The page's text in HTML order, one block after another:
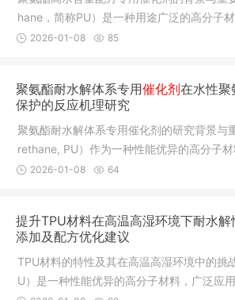
hane，简称PU）是一种用途广泛的高分子
泡沫、
2026-01-08 85
聚氨酯耐水解体系专用催化剂在水性聚
保护的反应机理研究
聚氨酯耐水解体系专用催化剂的研究背景与
rethane, PU）作为一种性能优异的高分子
料、胶黏
2026-01-08 64
提升TPU材料在高温高湿环境下耐水解
添加及配方优化建议
TPU材料的特性及其在高温高湿环境中的挑
U）是一种性能优异的高分子材料，广泛应